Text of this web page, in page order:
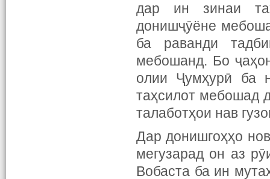
дар ин зинаи
донишҷӯёне
ба раванди
мебошанд. Бо
олии Ҷумҳурӣ ба
таҳсилот мебошад
талаботҳои нав
Дар донишгоҳҳо
мегузарад он аз
Вобаста ба ин